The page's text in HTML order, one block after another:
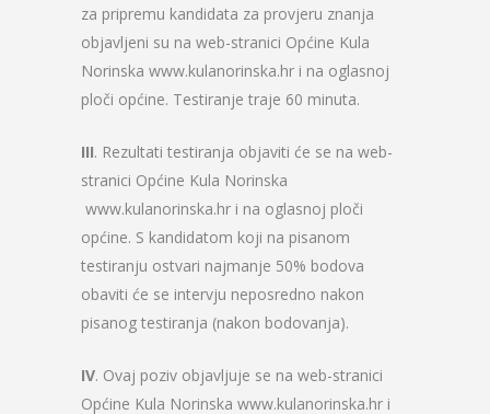
za pripremu kandidata za provjeru znanja
objavljeni su na web-stranici Općine Kula
Norinska www.kulanorinska.hr i na oglasnoj
ploči općine. Testiranje traje 60 minuta.
III. Rezultati testiranja objaviti će se na web-
stranici Općine Kula Norinska
www.kulanorinska.hr i na oglasnoj ploči
općine. S kandidatom koji na pisanom
testiranju ostvari najmanje 50% bodova
obaviti će se intervju neposredno nakon
pisanog testiranja (nakon bodovanja).
IV. Ovaj poziv objavljuje se na web-stranici
Općine Kula Norinska www.kulanorinska.hr i